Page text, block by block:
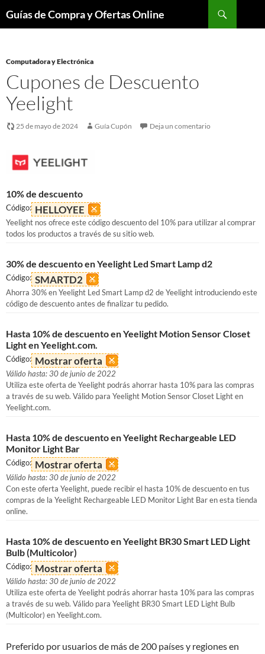
Guías de Compra y Ofertas Online
Computadora y Electrónica
Cupones de Descuento
Yeelight
25 de mayo de 2024 Guía Cupón Deja un comentario
10% de descuento
Código: HELLOYEE
Yeelight nos ofrece este código descuento del 10% para utilizar al comprar
todos los productos a través de su sitio web.
30% de descuento en Yeelight Led Smart Lamp d2
Código: SMARTD2
Ahorra 30% en Yeelight Led Smart Lamp d2 de Yeelight introduciendo este
código de descuento antes de finalizar tu pedido.
Hasta 10% de descuento en Yeelight Motion Sensor Closet
Light en Yeelight.com.
Código: Mostrar oferta
Válido hasta: 30 de junio de 2022
Utiliza este oferta de Yeelight podrás ahorrar hasta 10% para las compras
a través de su web. Válido para Yeelight Motion Sensor Closet Light en
Yeelight.com.
Hasta 10% de descuento en Yeelight Rechargeable LED
Monitor Light Bar
Código: Mostrar oferta
Válido hasta: 30 de junio de 2022
Con este oferta Yeelight, puede recibir el hasta 10% de descuento en tus
compras de la Yeelight Rechargeable LED Monitor Light Bar en esta tienda
online.
Hasta 10% de descuento en Yeelight BR30 Smart LED Light
Bulb (Multicolor)
Código: Mostrar oferta
Válido hasta: 30 de junio de 2022
Utiliza este oferta de Yeelight podrás ahorrar hasta 10% para las compras
a través de su web. Válido para Yeelight BR30 Smart LED Light Bulb
(Multicolor) en Yeelight.com.
Preferido por usuarios de más de 200 países y regiones en